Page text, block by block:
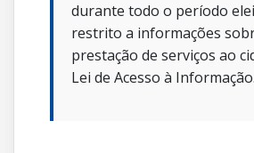
durante todo o período
restrito a informações
prestação de serviços ao
Lei de Acesso à Informação.